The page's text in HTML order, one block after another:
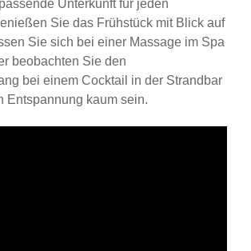
Unterkunft für jeden
Sie das Frühstück mit Blick auf
Sie sich bei einer Massage im Spa
beobachten Sie den
bei einem Cocktail in der Strandbar
Entspannung kaum sein.